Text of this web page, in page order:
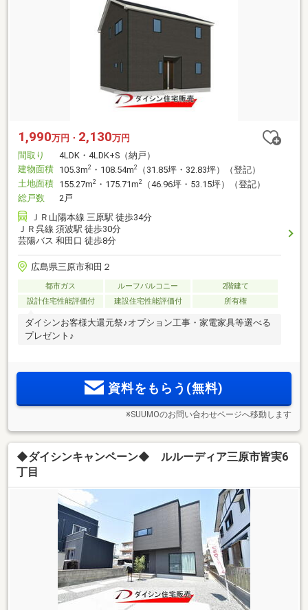
1,990万円・ 2,130万円
間取り
4LDK・4LDK+S（納戸）
建物面積 105.3m2 ・108.54m2
（31.85坪・32.83坪）（登記）
土地面積 155.27m2 ・175.71m2
（46.96坪・53.15坪）（登記）
総戸数
2戸
ＪＲ山陽本線 三原駅 徒歩34分
ＪＲ呉線 須波駅 徒歩30分
芸陽バス 和田口 徒歩8分
広島県三原市和田２
都市ガス ルーフバルコニー
2階建て
設計住宅性能評価付
建設住宅性能評価付 所有権
ダイシンお客様大還元祭♪オプション工事・家電家具等選べる
プレゼント♪
資料をもらう(無料)
※SUUMOのお問い合わせページへ移動します
◆ダイシンキャンペーン◆ ルルーディア三原市皆実6
丁目